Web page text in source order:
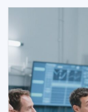
ことが示された。